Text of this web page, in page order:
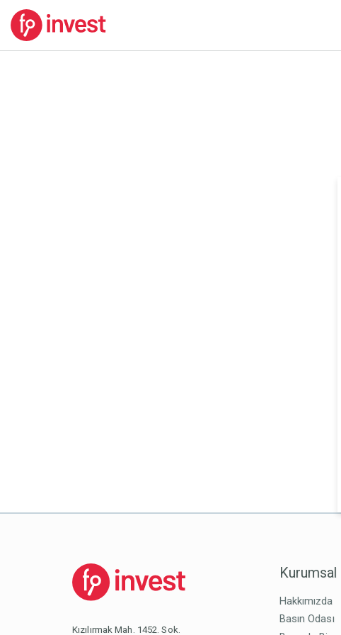
Kızılırmak Mah. 1452. Sok.
Kurumsal
Hakkımızda
Basın Odası